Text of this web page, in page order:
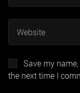
Save my
the next time I